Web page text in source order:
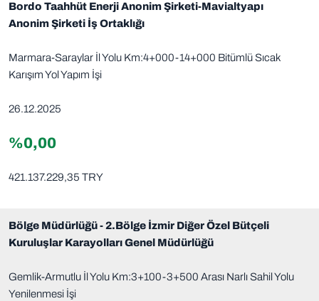
Bordo Taahhüt Enerji Anonim Şirketi-Mavialtyapı
Anonim Şirketi İş Ortaklığı
Marmara-Saraylar İl Yolu Km:4+000-14+000 Bitümlü Sıcak
Karışım Yol Yapım İşi
26.12.2025
%0,00
421.137.229,35 TRY
Bölge Müdürlüğü - 2.Bölge İzmir Diğer Özel Bütçeli
Kuruluşlar Karayolları Genel Müdürlüğü
Gemlik-Armutlu İl Yolu Km:3+100-3+500 Arası Narlı Sahil Yolu
Yenilenmesi İşi